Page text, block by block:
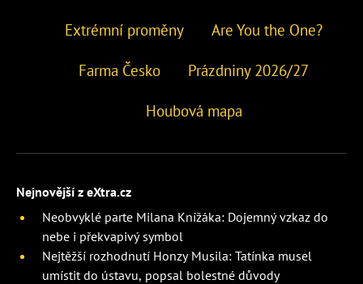
Extrémní proměny Are You the One?
Farma Česko Prázdniny 2026/27
Houbová mapa
Nejnovější z eXtra.cz
Neobvyklé parte Milana Knížáka: Dojemný vzkaz do
nebe i překvapivý symbol
Nejtěžší rozhodnutí Honzy Musila: Tatínka musel
umístit do ústavu, popsal bolestné důvody